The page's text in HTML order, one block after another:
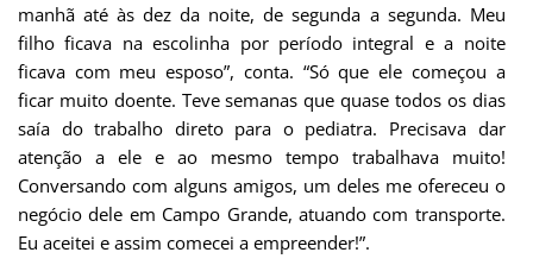
manhã até às dez da noite, de segunda a segunda. Meu
filho ficava na escolinha por período integral e a noite
ficava com meu esposo”, conta. “Só que ele começou a
ficar muito doente. Teve semanas que quase todos os dias
saía do trabalho direto para o pediatra. Precisava dar
atenção a ele e ao mesmo tempo trabalhava muito!
Conversando com alguns amigos, um deles me ofereceu o
negócio dele em Campo Grande, atuando com transporte.
Eu aceitei e assim comecei a empreender!”.